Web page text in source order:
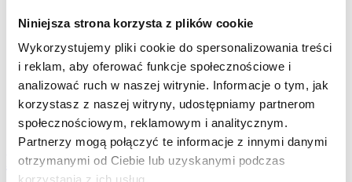
Niniejsza strona korzysta z plików cookie
Wykorzystujemy pliki cookie do spersonalizowania treści
i reklam, aby oferować funkcje społecznościowe i
analizować ruch w naszej witrynie. Informacje o tym, jak
korzystasz z naszej witryny, udostępniamy partnerom
społecznościowym, reklamowym i analitycznym.
Partnerzy mogą połączyć te informacje z innymi danymi
otrzymanymi od Ciebie lub uzyskanymi podczas
korzystania z ich usług.
12
Drzwi LAURENCJA 1